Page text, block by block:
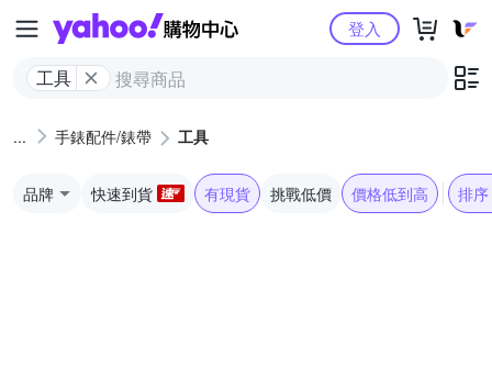
Yahoo購物中心
工具
登入
手錶配件/錶帶 工具
品牌 快速到貨 有現貨 挑戰低價 價格低到高 排序